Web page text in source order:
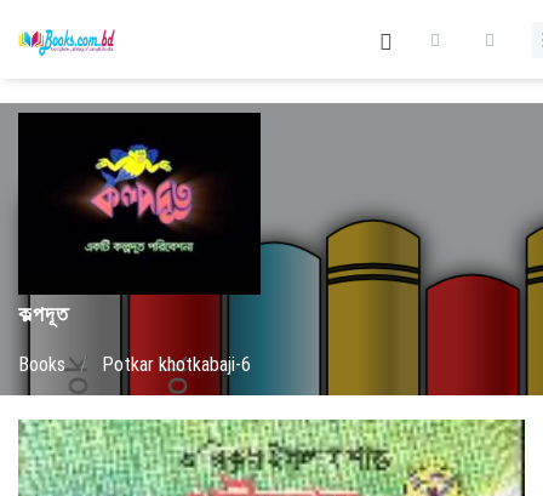
কল্পদূত
Books / Potkar khotkabaji-6